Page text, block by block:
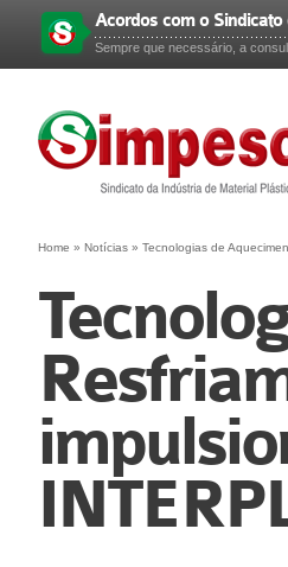
Acordos com o
Sempre que necessário, a
Home » Notícias » Tecnologias de